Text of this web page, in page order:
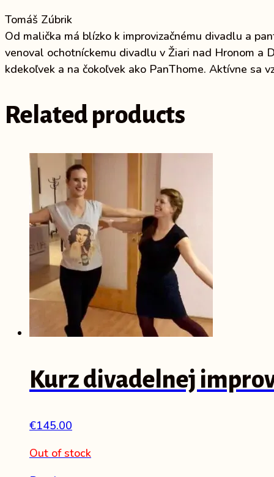
Tomáš Zúbrik
Od malička má blízko k improvizačnému divadlu a
venoval ochotníckemu divadlu v Žiari nad Hronom a
kdekoľvek a na čokoľvek ako PanThome. Aktívne sa
Related products
Kurz divadelnej
€145.00
Out of stock